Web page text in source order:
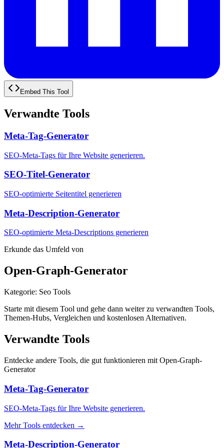
Embed This Tool
Verwandte Tools
Meta-Tag-Generator
SEO-Meta-Tags für Ihre Website generieren.
SEO-Titel-Generator
SEO-optimierte Seitentitel generieren
Meta-Description-Generator
SEO-optimierte Meta-Descriptions generieren
Erkunde das Umfeld von
Open-Graph-Generator
Kategorie: Seo Tools
Starte mit diesem Tool und gehe dann weiter zu verwandten Tools,
Themen-Hubs, Vergleichen und kostenlosen Alternativen.
Verwandte Tools
Entdecke andere Tools, die gut funktionieren mit Open-Graph-
Generator
Meta-Tag-Generator
SEO-Meta-Tags für Ihre Website generieren.
Mehr Tools entdecken →
Meta-Description-Generator